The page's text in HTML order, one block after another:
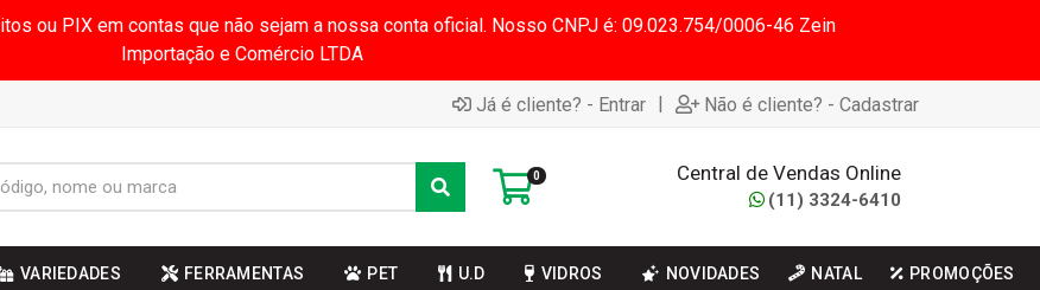
ou PIX em contas que não sejam a nossa conta oficial. Nosso CNPJ é: 09.023.754/0006-46 Zein
Importação e Comércio LTDA
Já é cliente? - Entrar | Não é cliente? - Cadastrar
0 Central de Vendas Online
(11) 3324-6410
VARIEDADES FERRAMENTAS PET U.D VIDROS NOVIDADES NATAL PROMOÇÕES